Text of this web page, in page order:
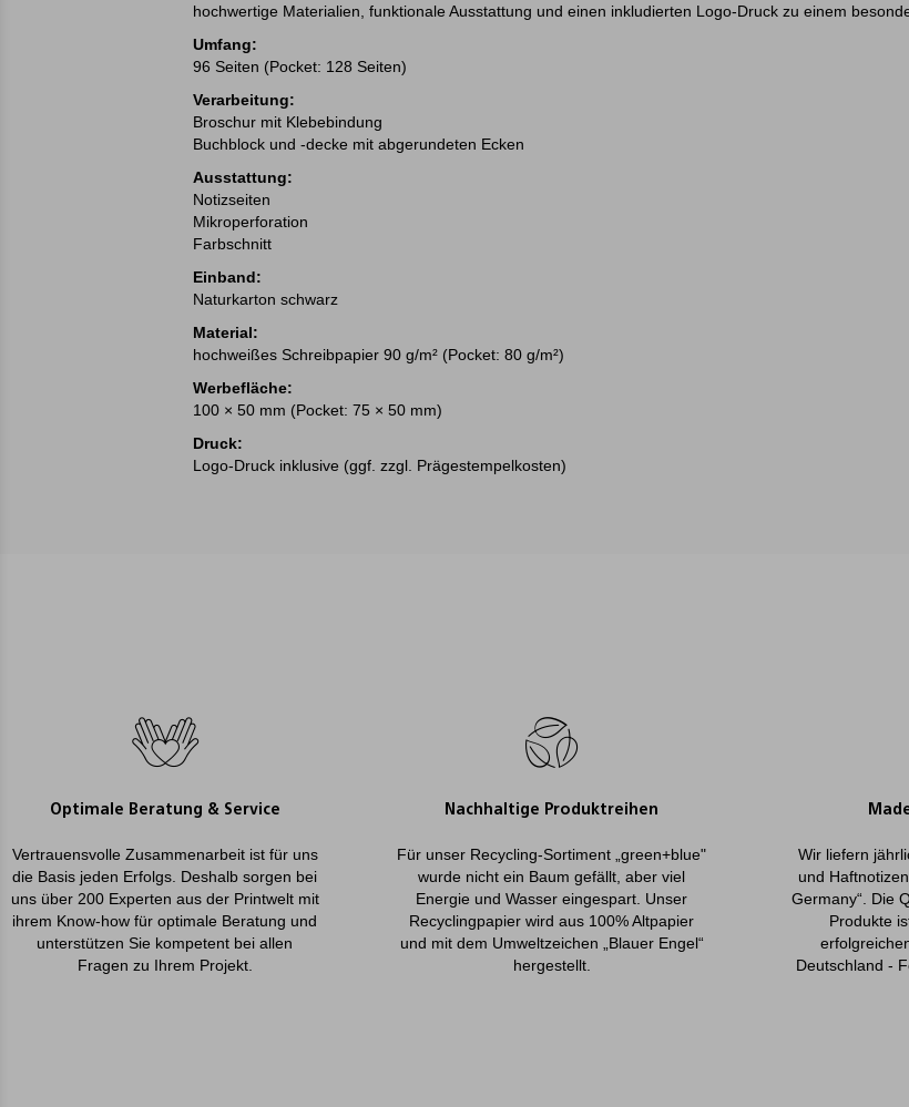
hochwertige Materialien, funktionale Ausstattung und einen inkludierten Logo-Druck zu einem
Umfang:
96 Seiten (Pocket: 128 Seiten)
Verarbeitung:
Broschur mit Klebebindung
Buchblock und -decke mit abgerundeten Ecken
Ausstattung:
Notizseiten
Mikroperforation
Farbschnitt
Einband:
Naturkarton schwarz
Material:
hochweißes Schreibpapier 90 g/m² (Pocket: 80 g/m²)
Werbefläche:
100 × 50 mm (Pocket: 75 × 50 mm)
Druck:
Logo-Druck inklusive (ggf. zzgl. Prägestempelkosten)
Optimale Beratung & Service
Vertrauensvolle Zusammenarbeit ist für uns
die Basis jeden Erfolgs. Deshalb sorgen bei
uns über 200 Experten aus der Printwelt mit
ihrem Know-how für optimale Beratung und
unterstützen Sie kompetent bei allen
Fragen zu Ihrem Projekt.
Nachhaltige Produktreihen
Für unser Recycling-Sortiment „green+blue"
wurde nicht ein Baum gefällt, aber viel
Energie und Wasser eingespart. Unser
Recyclingpapier wird aus 100% Altpapier
und mit dem Umweltzeichen „Blauer Engel“
hergestellt.
Wir liefern
und
Germany“. Die
Produkte
Deutschland -